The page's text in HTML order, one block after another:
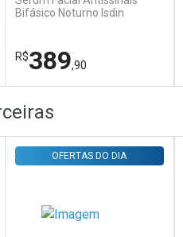
Bifásico Noturno Isdin
R$389,90
Por Menos
OFERTAS DO DIA